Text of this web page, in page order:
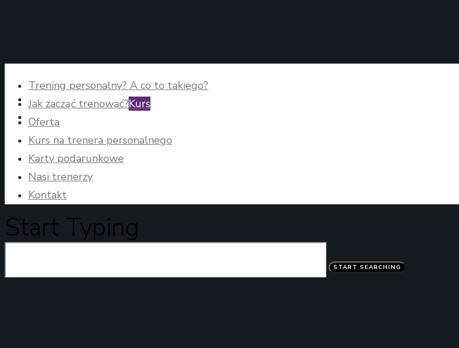
Trening personalny? A co to takiego?
Jak zacząć trenować?Kurs
Oferta
Kurs na trenera personalnego
Karty podarunkowe
Nasi trenerzy
Kontakt
Start Typing